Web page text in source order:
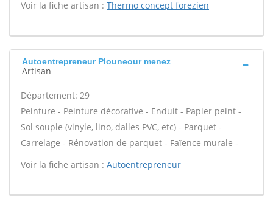
Voir la fiche artisan : Thermo concept forezien
Autoentrepreneur Plouneour menez
Artisan
Département: 29
Peinture - Peinture décorative - Enduit - Papier peint -
Sol souple (vinyle, lino, dalles PVC, etc) - Parquet -
Carrelage - Rénovation de parquet - Faïence murale -
Voir la fiche artisan : Autoentrepreneur